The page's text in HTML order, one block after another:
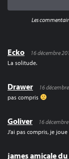
Ecko
16 décembre
La solitude.
Drawer
16
pas compris
Goliver
16
J’ai pas compris, je
james amicale
Les